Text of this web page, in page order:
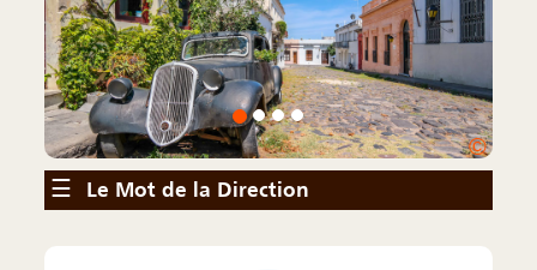
©
☰
Le Mot de la Direction